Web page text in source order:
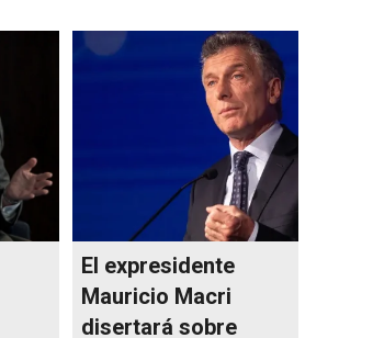
El expresidente
Mauricio Macri
disertará sobre